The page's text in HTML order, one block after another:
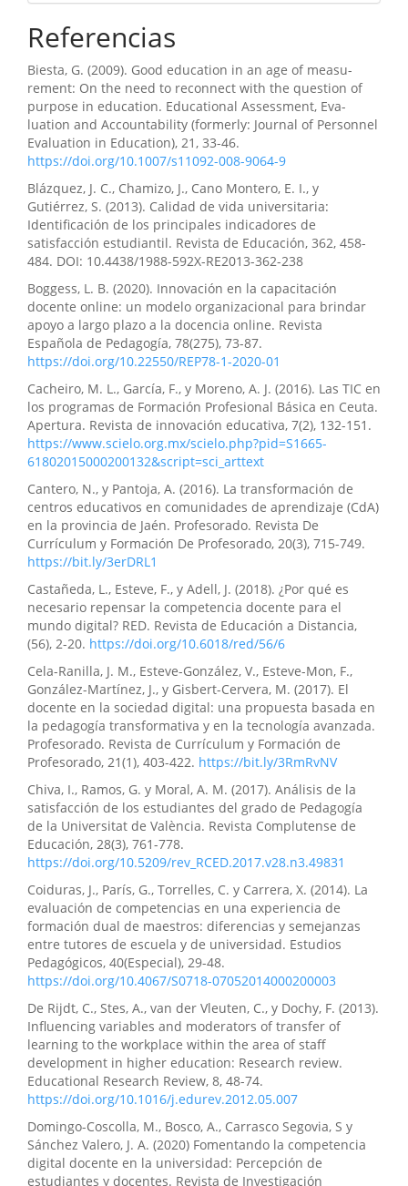
Referencias
Biesta, G. (2009). Good education in an age of measu­
rement: On the need to reconnect with the ques­tion of
purpose in education. Educational Assessment, Eva­
luation and Accountability (formerly: Journal of Personnel
Evaluation in Education), 21, 33-46.
https://doi.org/10.1007/s11092-008-9064-9
Blázquez, J. C., Chamizo, J., Cano Montero, E. I., y
Gutiérrez, S. (2013). Calidad de vida universitaria:
Identificación de los principales indicadores de
satisfacción estudiantil. Revista de Educación, 362, 458-
484. DOI: 10.4438/1988-592X-RE2013-362-238
Boggess, L. B. (2020). Innovación en la capacitación
docente online: un modelo organizacional para brindar
apoyo a largo plazo a la docencia online. Revista
Española de Pedagogía, 78(275), 73-87.
https://doi.org/10.22550/REP78-1-2020-01
Cacheiro, M. L., García, F., y Moreno, A. J. (2016). Las TIC en
los programas de Formación Profesional Básica en Ceuta.
Apertura. Revista de innovación educativa, 7(2), 132-151.
https://www.scielo.org.mx/scielo.php?pid=S1665-
61802015000200132&script=sci_arttext
Cantero, N., y Pantoja, A. (2016). La transformación de
centros educativos en comunidades de aprendizaje (CdA)
en la provincia de Jaén. Profesorado. Revista De
Currículum y Formación De Profesorado, 20(3), 715-749.
https://bit.ly/3erDRL1
Castañeda, L., Esteve, F., y Adell, J. (2018). ¿Por qué es
necesario repensar la competencia docente para el
mundo digital? RED. Revista de Educación a Distancia,
(56), 2-20. https://doi.org/10.6018/red/56/6
Cela-Ranilla, J. M., Esteve-González, V., Esteve-Mon, F.,
González-Martínez, J., y Gisbert-Cervera, M. (2017). El
docente en la sociedad digital: una propuesta basada en
la pedagogía transformativa y en la tecnología avanzada.
Profesorado. Revista de Currículum y Formación de
Profesorado, 21(1), 403-422. https://bit.ly/3RmRvNV
Chiva, I., Ramos, G. y Moral, A. M. (2017). Análisis de la
satisfacción de los estudiantes del grado de Pedagogía
de la Universitat de València. Revista Complutense de
Educación, 28(3), 761-778.
https://doi.org/10.5209/rev_RCED.2017.v28.n3.49831
Coiduras, J., París, G., Torrelles, C. y Carrera, X. (2014). La
evaluación de competencias en una experiencia de
formación dual de maestros: diferencias y semejanzas
entre tutores de escuela y de universidad. Estudios
Pedagógicos, 40(Especial), 29-48.
https://doi.org/10.4067/S0718-07052014000200003
De Rijdt, C., Stes, A., van der Vleuten, C., y Dochy, F. (2013).
Influencing variables and moderators of transfer of
learning to the workplace within the area of staff
development in higher education: Research review.
Educational Research Review, 8, 48-74.
https://doi.org/10.1016/j.edurev.2012.05.007
Domingo-Coscolla, M., Bosco, A., Carrasco Segovia, S y
Sánchez Valero, J. A. (2020) Fomentando la competencia
digital docente en la universidad: Percepción de
estudiantes y docentes. Revista de Investigación